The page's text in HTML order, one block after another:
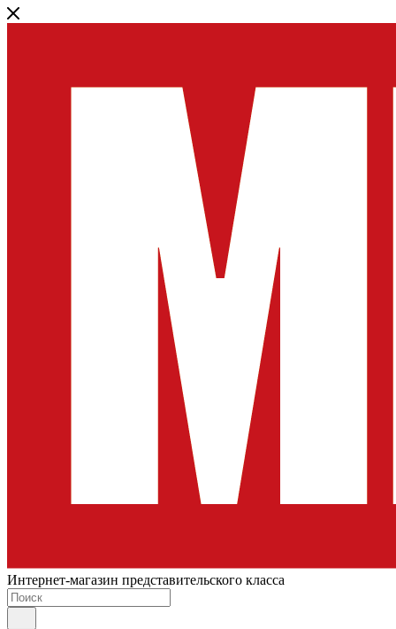
Интернет-магазин представительского класса